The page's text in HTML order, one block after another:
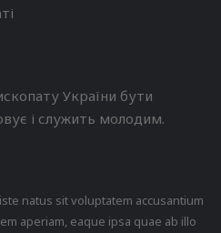
України бути
і служить молодим.
natus sit voluptatem accusantium
aperiam, eaque ipsa quae ab illo